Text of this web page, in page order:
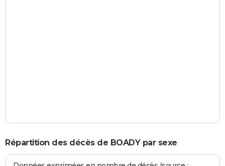
Répartition des décès de BOADY par sexe